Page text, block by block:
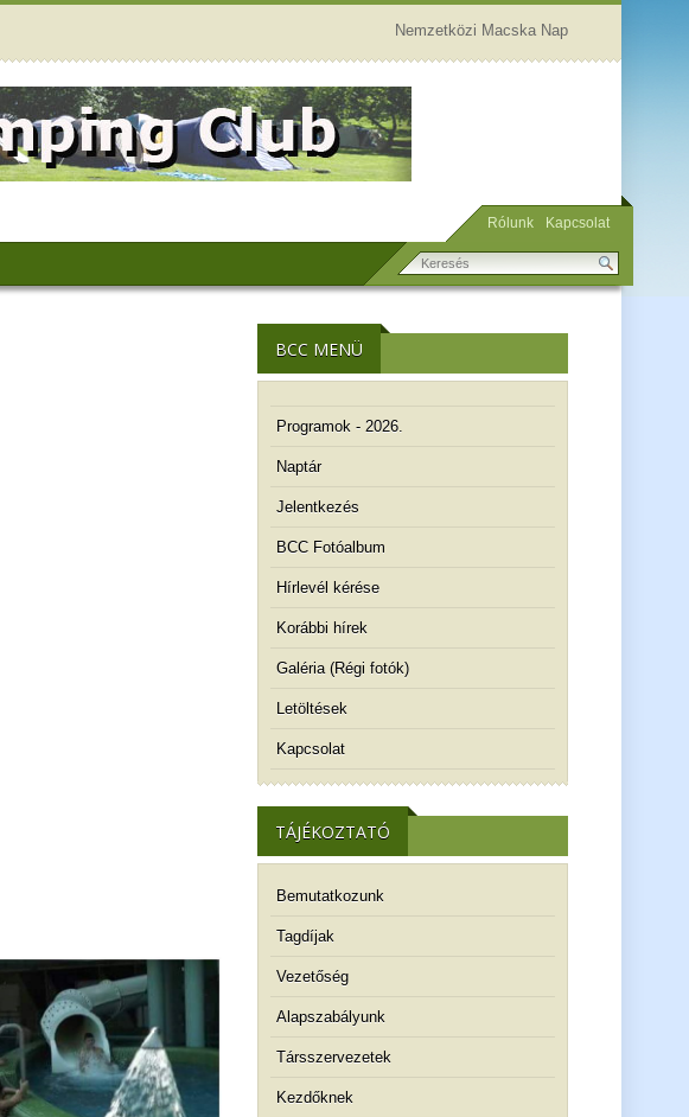
Nemzetközi Macska Nap
Rólunk Kapcsolat
BCC MENÜ
Programok - 2026.
Naptár
Jelentkezés
BCC Fotóalbum
Hírlevél kérése
Korábbi hírek
Galéria (Régi fotók)
Letöltések
Kapcsolat
TÁJÉKOZTATÓ
Bemutatkozunk
Tagdíjak
Vezetőség
Alapszabályunk
Társszervezetek
Kezdőknek